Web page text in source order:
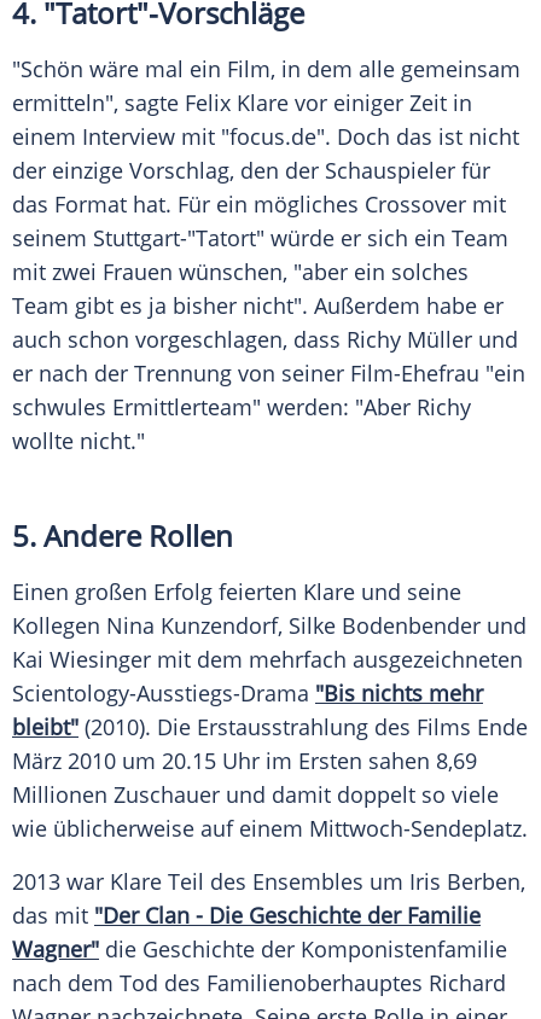
4. "Tatort"-Vorschläge
"Schön wäre mal ein Film, in dem alle gemeinsam
ermitteln", sagte Felix Klare vor einiger Zeit in
einem Interview mit "focus.de". Doch das ist nicht
der einzige Vorschlag, den der Schauspieler für
das Format hat. Für ein mögliches Crossover mit
seinem Stuttgart-"Tatort" würde er sich ein Team
mit zwei Frauen wünschen, "aber ein solches
Team gibt es ja bisher nicht". Außerdem habe er
auch schon vorgeschlagen, dass Richy Müller und
er nach der Trennung von seiner Film-Ehefrau "ein
schwules Ermittlerteam" werden: "Aber Richy
wollte nicht."
5. Andere Rollen
Einen großen Erfolg feierten Klare und seine
Kollegen Nina Kunzendorf, Silke Bodenbender und
Kai Wiesinger mit dem mehrfach ausgezeichneten
Scientology-Ausstiegs-Drama "Bis nichts mehr
bleibt" (2010). Die Erstausstrahlung des Films Ende
März 2010 um 20.15 Uhr im Ersten sahen 8,69
Millionen Zuschauer und damit doppelt so viele
wie üblicherweise auf einem Mittwoch-Sendeplatz.
2013 war Klare Teil des Ensembles um Iris Berben,
das mit "Der Clan - Die Geschichte der Familie
Wagner" die Geschichte der Komponistenfamilie
nach dem Tod des Familienoberhauptes Richard